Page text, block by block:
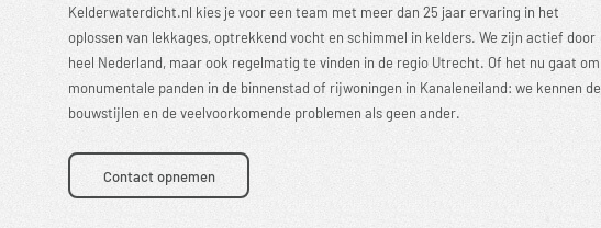
Kelderwaterdicht.nl kies je voor een team met meer dan 25 jaar ervaring in het
oplossen van lekkages, optrekkend vocht en schimmel in kelders. We zijn actief door
heel Nederland, maar ook regelmatig te vinden in de regio Utrecht. Of het nu gaat om
monumentale panden in de binnenstad of rijwoningen in Kanaleneiland: we kennen de
bouwstijlen en de veelvoorkomende problemen als geen ander.
Contact opnemen